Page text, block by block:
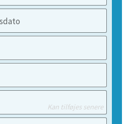
Kan tilføjes senere